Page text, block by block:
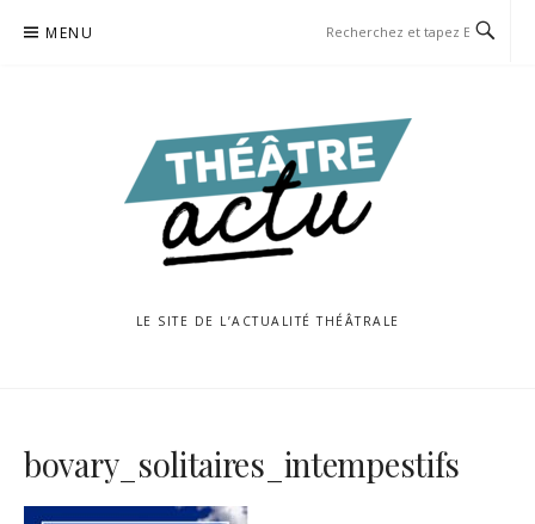
MENU
LE SITE DE L’ACTUALITÉ THÉÂTRALE
bovary_solitaires_intempestifs